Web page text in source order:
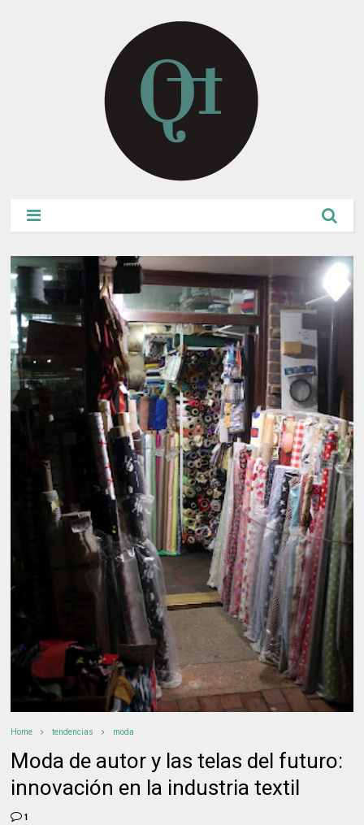
Home tendencias moda
Moda de autor y las telas del futuro:
innovación en la industria textil
1